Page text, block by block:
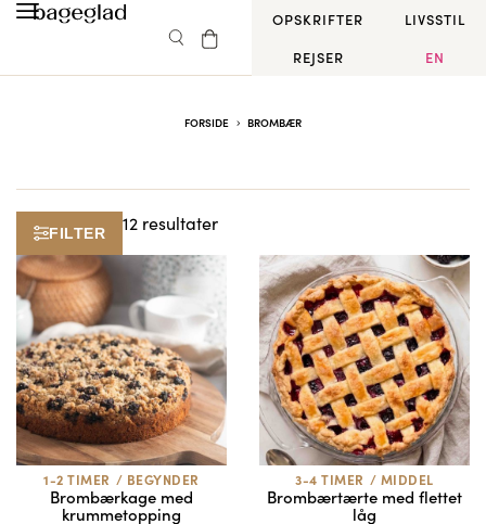
OPSKRIFTER
LIVSSTIL
REJSER
EN
FORSIDE BROMBÆR
FILTER 12 resultater
1-2 TIMER / BEGYNDER
Brombærkage med
krummetopping
3-4 TIMER / MIDDEL
Brombærtærte med flettet
låg